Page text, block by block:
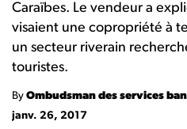
Caraïbes. Le vendeur a
visaient une copropriété à
un secteur riverain
touristes.
By Ombudsman des services
janv. 26, 2017